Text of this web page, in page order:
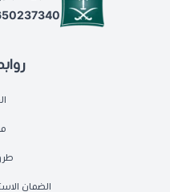
الضمان